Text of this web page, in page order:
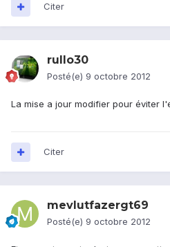
Citer
rullo30
Posté(e) 9 octobre 2012
La mise a jour modifier pour éviter
Citer
mevlutfazergt69
Posté(e) 9 octobre 2012